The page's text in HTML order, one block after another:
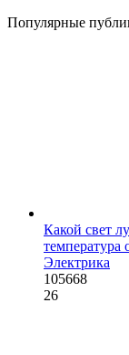
Популярные
Какой свет
температура
Электрика
105668
26